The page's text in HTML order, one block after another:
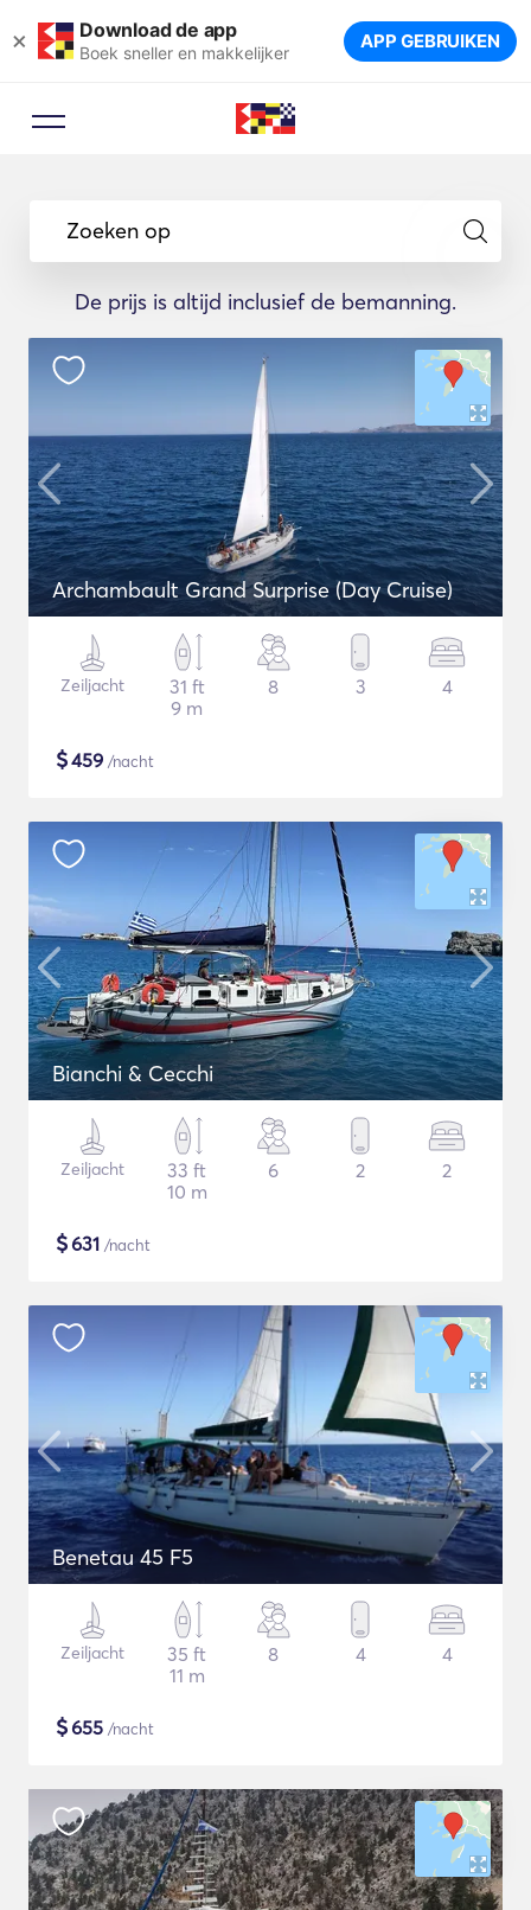
× Download de app
Boek sneller en makkelijker APP GEBRUIKEN
Zoeken op
De prijs is altijd inclusief de bemanning.
Archambault Grand Surprise (Day Cruise)
Zeiljacht
31 ft
9 m
8 3 4
$459 /nacht
Bianchi & Cecchi
Zeiljacht
33 ft
10 m
6 2 2
$631 /nacht
Benetau 45 F5
Zeiljacht
35 ft
11 m
8 4 4
$655 /nacht